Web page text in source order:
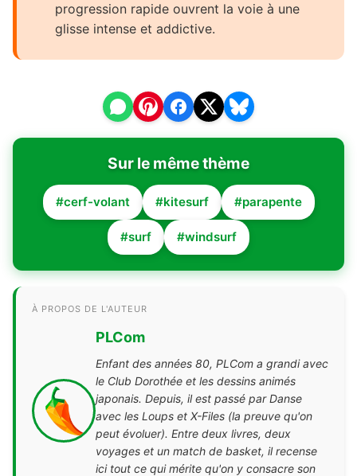
progression rapide ouvrent la voie à une
glisse intense et addictive.
Sur le même thème
#cerf-volant #kitesurf #parapente
#surf #windsurf
À PROPOS DE L'AUTEUR
PLCom
Enfant des années 80, PLCom a grandi avec
le Club Dorothée et les dessins animés
japonais. Depuis, il est passé par Danse
avec les Loups et X-Files (la preuve qu'on
peut évoluer). Entre deux livres, deux
voyages et un match de basket, il recense
ici tout ce qui mérite qu'on y consacre son